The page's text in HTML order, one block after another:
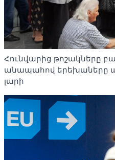
Հունվարից թոշակները
անապահով երեխաները
լարի